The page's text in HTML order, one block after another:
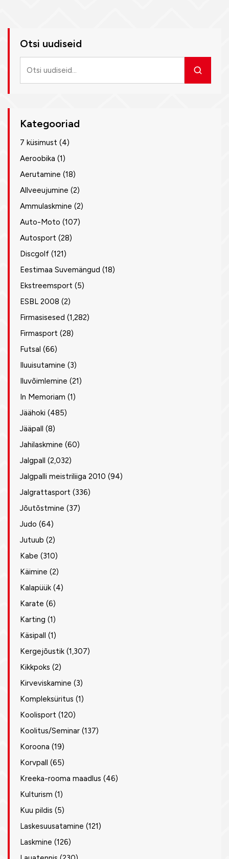
Otsi uudiseid
uudiseid
Kategooriad
7 küsimust (4)
Aeroobika (1)
Aerutamine (18)
Allveeujumine (2)
Ammulaskmine (2)
Auto-Moto (107)
Autosport (28)
Discgolf (121)
Eestimaa Suvemängud (18)
Ekstreemsport (5)
ESBL 2008 (2)
Firmasisesed (1,282)
Firmasport (28)
Futsal (66)
Iluuisutamine (3)
Iluvõimlemine (21)
In Memoriam (1)
Jäähoki (485)
Jääpall (8)
Jahilaskmine (60)
Jalgpall (2,032)
Jalgpalli meistriliiga 2010 (94)
Jalgrattasport (336)
Jõutõstmine (37)
Judo (64)
Jutuub (2)
Kabe (310)
Käimine (2)
Kalapüük (4)
Karate (6)
Karting (1)
Käsipall (1)
Kergejõustik (1,307)
Kikkpoks (2)
Kirveviskamine (3)
Kompleksüritus (1)
Koolisport (120)
Koolitus/Seminar (137)
Koroona (19)
Korvpall (65)
Kreeka-rooma maadlus (46)
Kulturism (1)
Kuu pildis (5)
Laskesuusatamine (121)
Laskmine (126)